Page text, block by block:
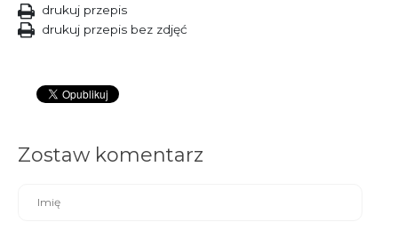
drukuj przepis
drukuj przepis bez zdjęć
Zostaw komentarz